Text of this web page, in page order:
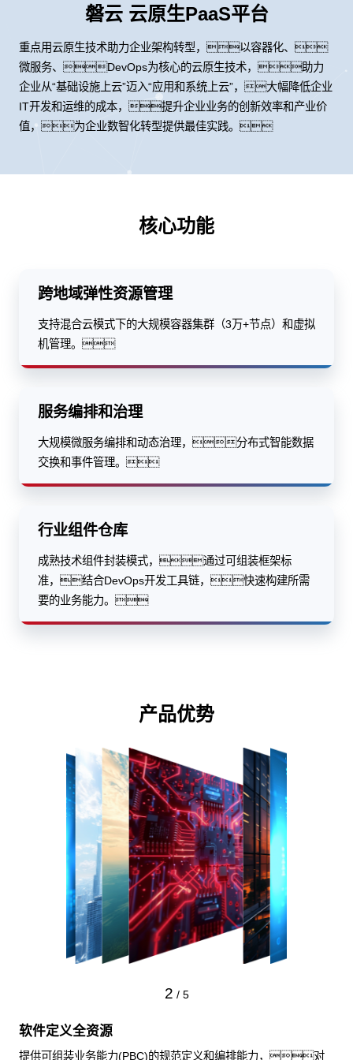
磐云 云原生PaaS平台
重点用云原生技术助力企业架构转型，以容器化、
微服务、DevOps为核心的云原生技术，助力
企业从“基础设施上云”迈入“应用和系统上云”，大幅降低企业
IT开发和运维的成本，提升企业业务的创新效率和产业价
值，为企业数智化转型提供最佳实践。
核心功能
跨地域弹性资源管理
支持混合云模式下的大规模容器集群（3万+节点）和虚拟
机管理。
服务编排和治理
大规模微服务编排和动态治理，分布式智能数据
交换和事件管理。
行业组件仓库
成熟技术组件封装模式，通过可组装框架标
准，结合DevOps开发工具链，快速构建所需
要的业务能力。
产品优势
3 / 5
智能运维提升协同效率
整合自动化运维能力， AIOps可观性能力，通过多